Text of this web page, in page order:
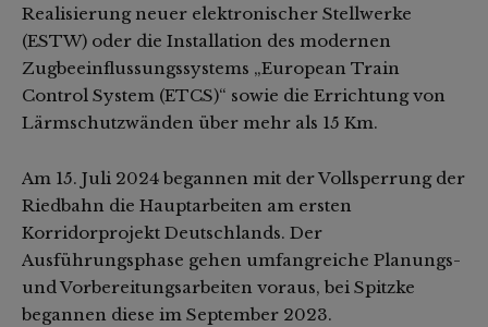
Realisierung neuer elektronischer Stellwerke
(ESTW) oder die Installation des modernen
Zugbeeinflussungssystems „European Train
Control System (ETCS)“ sowie die Errichtung von
Lärmschutzwänden über mehr als 15 Km.
Am 15. Juli 2024 begannen mit der Vollsperrung der
Riedbahn die Hauptarbeiten am ersten
Korridorprojekt Deutschlands. Der
Ausführungsphase gehen umfangreiche Planungs-
und Vorbereitungsarbeiten voraus, bei Spitzke
begannen diese im September 2023.